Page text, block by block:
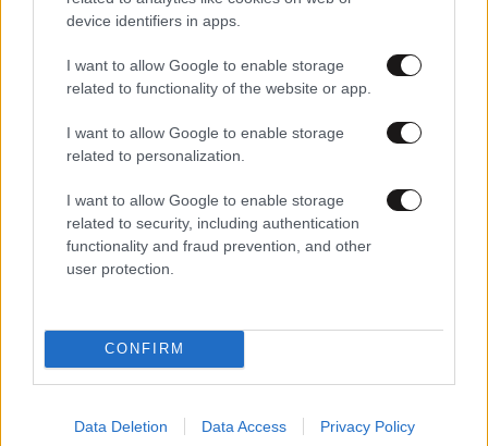
device identifiers in apps.
I want to allow Google to enable storage
related to functionality of the website or app.
I want to allow Google to enable storage
related to personalization.
I want to allow Google to enable storage
related to security, including authentication
functionality and fraud prevention, and other
user protection.
CONFIRM
Data Deletion Data Access Privacy Policy
Ρίτσαρντ Γκιρ: Σάλος για τη διαφορά 48 ετών